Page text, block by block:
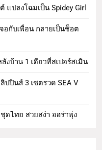
ปลงโฉมเป็น Spidey Girl
อกับเพื่อน กลายเป็นช็อต
งบ้าน 1 เดียวที่สเปอร์สเมิน
ปินส์ 3 เซตรวด SEA V
ดไทย สวยสง่า ออร่าพุ่ง